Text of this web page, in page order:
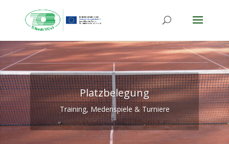
Platzbelegung
Training, Medenspiele & Turniere